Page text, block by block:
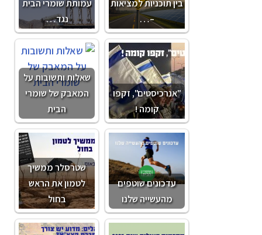
עמותת שומרי הבית
נגד…
בין תוכניות למציאות
–…
שאלות ותשובות על
המאבק של שומרי
הבית
"אנרכיסטים", זקפו
קומה !
שטרסלר ממשיך
לטמון את הראש
בחול
עדכונים שוטפים
מהעשייה שלנו